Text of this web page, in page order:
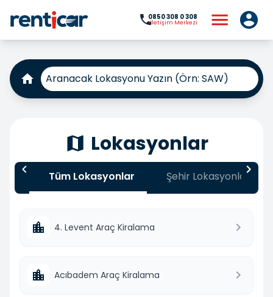
0850 308 0 308
İletişim Merkezi
Lokasyonlar
Tüm Lokasyonlar Şehir Lokasyonları
4. Levent Araç Kiralama
Acıbadem Araç Kiralama